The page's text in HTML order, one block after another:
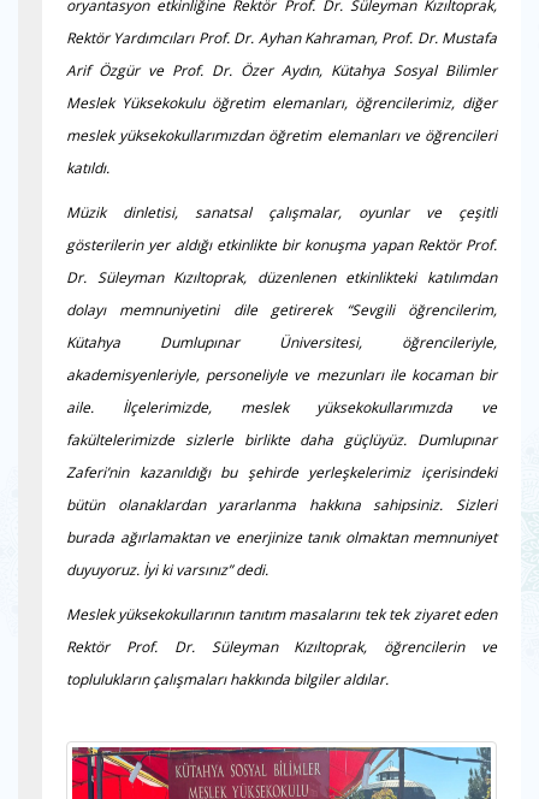
oryantasyon etkinliğine Rektör Prof. Dr. Süleyman Kızıltoprak,
Rektör Yardımcıları Prof. Dr. Ayhan Kahraman, Prof. Dr. Mustafa
Arif Özgür ve Prof. Dr. Özer Aydın, Kütahya Sosyal Bilimler
Meslek Yüksekokulu öğretim elemanları, öğrencilerimiz, diğer
meslek yüksekokullarımızdan öğretim elemanları ve öğrencileri
katıldı.
Müzik dinletisi, sanatsal çalışmalar, oyunlar ve çeşitli
gösterilerin yer aldığı etkinlikte bir konuşma yapan Rektör Prof.
Dr. Süleyman Kızıltoprak, düzenlenen etkinlikteki katılımdan
dolayı memnuniyetini dile getirerek “Sevgili öğrencilerim,
Kütahya Dumlupınar Üniversitesi, öğrencileriyle,
akademisyenleriyle, personeliyle ve mezunları ile kocaman bir
aile. İlçelerimizde, meslek yüksekokullarımızda ve
fakültelerimizde sizlerle birlikte daha güçlüyüz. Dumlupınar
Zaferi’nin kazanıldığı bu şehirde yerleşkelerimiz içerisindeki
bütün olanaklardan yararlanma hakkına sahipsiniz. Sizleri
burada ağırlamaktan ve enerjinize tanık olmaktan memnuniyet
duyuyoruz. İyi ki varsınız” dedi.
Meslek yüksekokullarının tanıtım masalarını tek tek ziyaret eden
Rektör Prof. Dr. Süleyman Kızıltoprak, öğrencilerin ve
toplulukların çalışmaları hakkında bilgiler aldılar.